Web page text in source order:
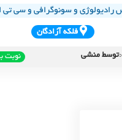
رادیولوژی و سونوگرافی و سی
فلکه آزادگان
توسط منشی نوبت